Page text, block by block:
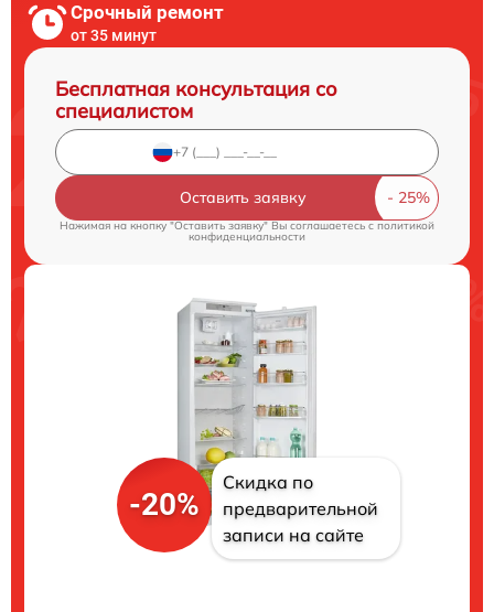
Срочный ремонт
от 35 минут
Бесплатная консультация со
специалистом
Оставить заявку
Нажимая на кнопку "Оставить заявку" Вы соглашаетесь cполитикой
конфиденциальности
-20%
Скидка по
предварительной
записи на сайте